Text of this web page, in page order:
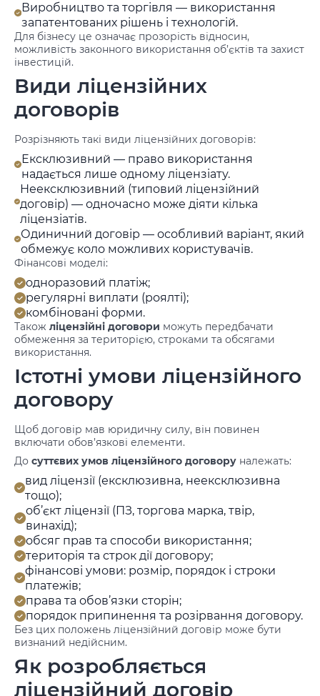
Виробництво та торгівля — використання
запатентованих рішень і технологій.
Для бізнесу це означає прозорість відносин,
можливість законного використання об’єктів та захист
інвестицій.
Види ліцензійних
договорів
Розрізняють такі види ліцензійних договорів:
Ексклюзивний — право використання
надається лише одному ліцензіату.
Неексклюзивний (типовий ліцензійний
договір) — одночасно може діяти кілька
ліцензіатів.
Одиничний договір — особливий варіант, який
обмежує коло можливих користувачів.
Фінансові моделі:
одноразовий платіж;
регулярні виплати (роялті);
комбіновані форми.
Також ліцензійні договори можуть передбачати
обмеження за територією, строками та обсягами
використання.
Істотні умови ліцензійного
договору
Щоб договір мав юридичну силу, він повинен
включати обов’язкові елементи.
До суттєвих умов ліцензійного договору належать:
вид ліцензії (ексклюзивна, неексклюзивна
тощо);
об’єкт ліцензії (ПЗ, торгова марка, твір,
винахід);
обсяг прав та способи використання;
територія та строк дії договору;
фінансові умови: розмір, порядок і строки
платежів;
права та обов’язки сторін;
порядок припинення та розірвання договору.
Без цих положень ліцензійний договір може бути
визнаний недійсним.
Як розробляється
ліцензійний договір